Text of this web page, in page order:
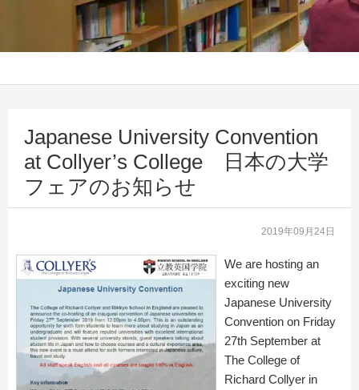
Japanese University Convention
at Collyer’s College 日本の大学
フェアのお知らせ
2019年09月24日
We are hosting an
exciting new
Japanese University
Convention on Friday
27th September at
The College of
Richard Collyer in